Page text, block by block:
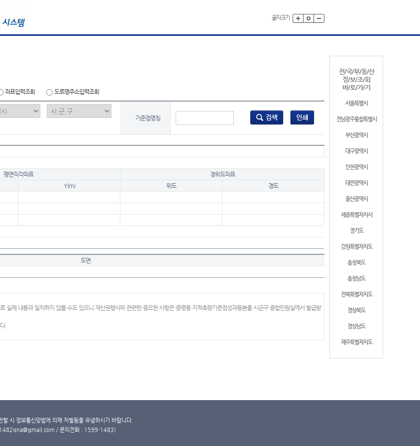
글자크기
전/국/부/동/산
정/보/조/회
바/로/가/기
서울특별시
전남광주통합특별시
부산광역시
대구광역시
인천광역시
대전광역시
울산광역시
세종특별자치시
경기도
강원특별자치도
충청북도
충청남도
전북특별자치도
경상북도
경상남도
제주특별자치도
좌표입력조회 도로명주소입력조회
기준점명칭
평면직각좌표
경위도좌표
Y(m) 위도
경도
도면
실제 내용과 일치하지 않을 수도 있으니 재산권행사와 관련한 중요한 사항은 증명용 지적측량기준점성과등본을 시군구 종합민원실에서 발급받
.
시 정보통신망법에 의해 처벌됨을 유념하시기 바랍니다.
1482qna@gmail.com / 문의전화 : 1599-1483)